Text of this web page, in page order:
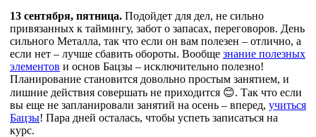
13 сентября, пятница. Подойдет для дел, не сильно
привязанных к таймингу, забот о запасах, переговоров. День
сильного Металла, так что если он вам полезен – отлично, а
если нет – лучше сбавить обороты. Вообще знание полезных
элементов и основ Бацзы – исключительно полезно!
Планирование становится довольно простым занятием, и
лишние действия совершать не приходится 😊. Так что если
вы еще не запланировали занятий на осень – вперед, учиться
Бацзы! Пара дней осталась, чтобы успеть записаться на
курс.